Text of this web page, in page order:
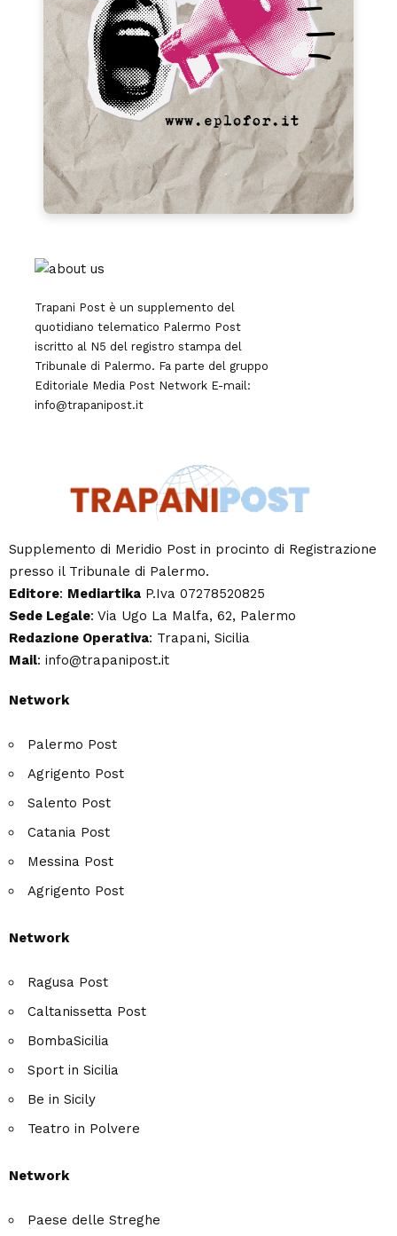
Trapani Post è un supplemento del
quotidiano telematico Palermo Post
iscritto al N5 del registro stampa del
Tribunale di Palermo. Fa parte del gruppo
Editoriale Media Post Network E-mail:
info@trapanipost.it
Supplemento di Meridio Post in procinto di Registrazione
presso il Tribunale di Palermo.
Editore: Mediartika P.Iva 07278520825
Sede Legale: Via Ugo La Malfa, 62, Palermo
Redazione Operativa: Trapani, Sicilia
Mail: info@trapanipost.it
Network
Palermo Post
Agrigento Post
Salento Post
Catania Post
Messina Post
Agrigento Post
Network
Ragusa Post
Caltanissetta Post
BombaSicilia
Sport in Sicilia
Be in Sicily
Teatro in Polvere
Network
Paese delle Streghe